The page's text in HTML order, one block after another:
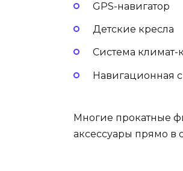
GPS-навигатор
Детские кресла
Система климат-
Навигационная
Многие прокатные
аксессуары прямо в